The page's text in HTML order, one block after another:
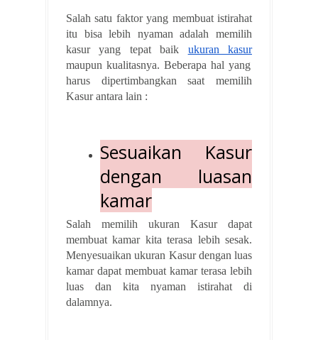
Salah satu faktor yang membuat istirahat
itu bisa lebih nyaman adalah memilih
kasur yang tepat baik ukuran kasur
maupun kualitasnya. Beberapa hal yang
harus dipertimbangkan saat memilih
Kasur antara lain :
Sesuaikan Kasur
dengan luasan
kamar
Salah memilih ukuran Kasur dapat
membuat kamar kita terasa lebih sesak.
Menyesuaikan ukuran Kasur dengan luas
kamar dapat membuat kamar terasa lebih
luas dan kita nyaman istirahat di
dalamnya.